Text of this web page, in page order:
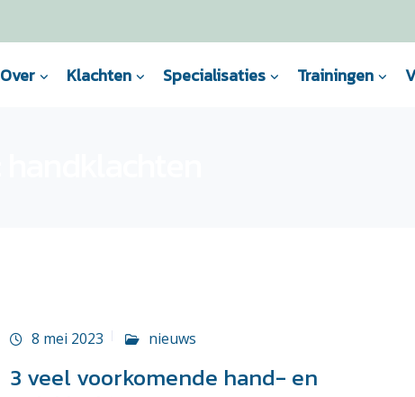
Over Klachten Specialisaties Trainingen
8 mei 2023 nieuws
3 veel voorkomende hand- en